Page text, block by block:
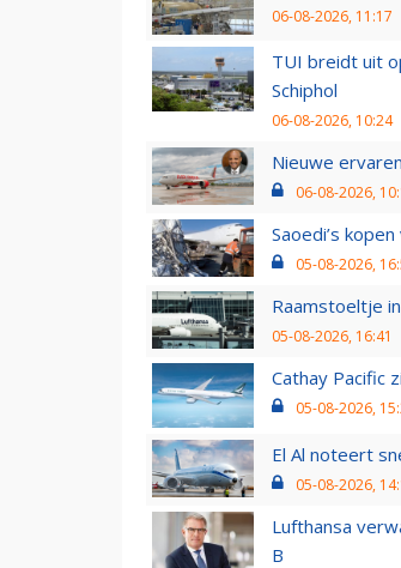
06-08-2026, 11:17
TUI breidt uit
Schiphol
06-08-2026, 10:24
Nieuwe
06-08-2026,
Saoedi’s
05-08-2026,
Raamstoeltje
05-08-2026, 16:41
Cathay Pacific
05-08-2026,
El Al noteert
05-08-2026,
Lufthansa
B